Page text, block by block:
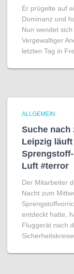
Er prügelte auf
Dominanz und
Nun wendet
Vergewaltiger
letzten Tag in
ALLGEMEIN
Suche nach
Leipzig
Luft #terror
Der Mitarbeiter
Nacht zum
entdeckt hatte,
Fluggerät nach